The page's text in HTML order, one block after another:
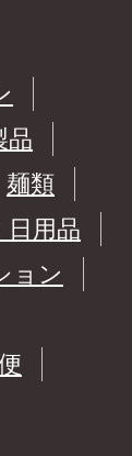
品
麺類
日用品
ョン